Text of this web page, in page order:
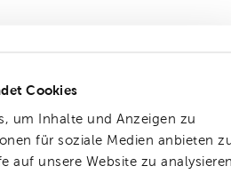
Cookies
um Inhalte und Anzeigen zu
für soziale Medien anbieten
auf unsere Website zu